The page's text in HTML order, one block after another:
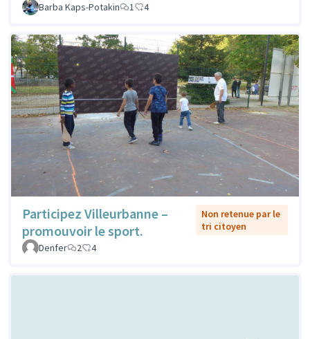
Barba Kaps-Potakin 1 4
Participez Villeurbanne –
promouvoir le sport.
Non retenue par le
tri citoyen
Denfer
2 4